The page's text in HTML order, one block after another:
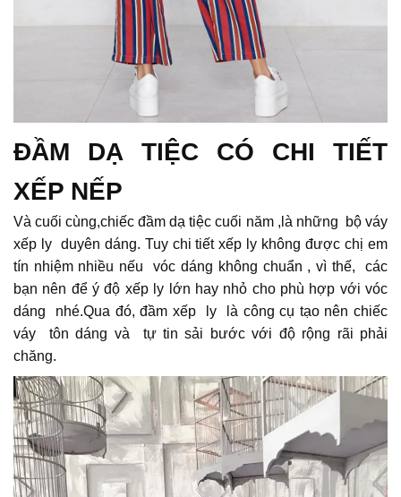
ĐẦM DẠ TIỆC CÓ CHI TIẾT
XẾP NẾP
Và cuối cùng,chiếc đầm dạ tiệc cuối năm ,là những bộ váy
xếp ly duyên dáng. Tuy chi tiết xếp ly không được chị em
tín nhiệm nhiều nếu vóc dáng không chuẩn , vì thế, các
bạn nên để ý độ xếp ly lớn hay nhỏ cho phù hợp với vóc
dáng nhé.Qua đó, đầm xếp ly là công cụ tạo nên chiếc
váy tôn dáng và tự tin sải bước với độ rộng rãi phải
chăng.